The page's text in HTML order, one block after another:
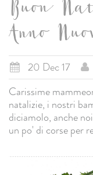
Buon
Anno
20 Dec 17
Carissime
natalizie, i nostri
diciamolo, anche
un po' di corse per